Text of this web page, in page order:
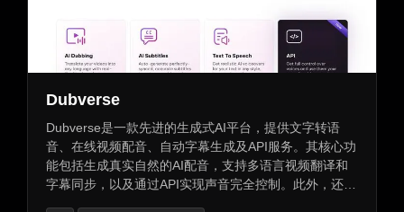
Dubverse
Dubverse是一款先进的生成式AI平台，提供文字转语
音、在线视频配音、自动字幕生成及API服务。其核心功
能包括生成真实自然的AI配音，支持多语言视频翻译和
字幕同步，以及通过API实现声音完全控制。此外，还支